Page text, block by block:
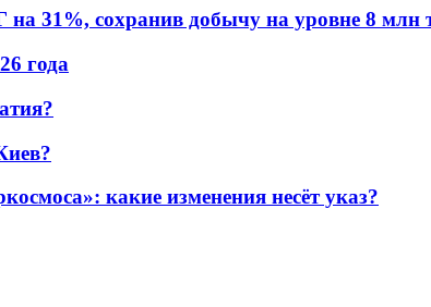
31%, сохранив добычу на уровне 8 млн
года
какие изменения несёт указ?